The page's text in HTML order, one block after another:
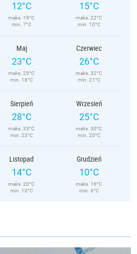
12°C
maks. 19°C
min. 7°C
15°C
maks. 22°C
min. 10°C
Maj
23°C
maks. 29°C
min. 18°C
Czerwiec
26°C
maks. 32°C
min. 21°C
Sierpień
28°C
maks. 33°C
min. 23°C
Wrzesień
25°C
maks. 30°C
min. 20°C
Listopad
14°C
maks. 20°C
min. 10°C
Grudzień
10°C
maks. 16°C
min. 6°C